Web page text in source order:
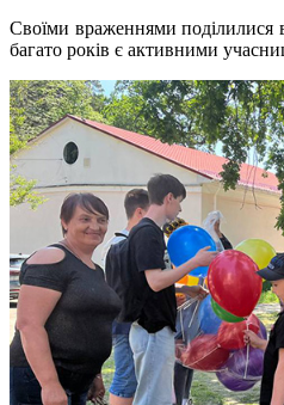
Своїми враженнями поділилися
багато років є активними